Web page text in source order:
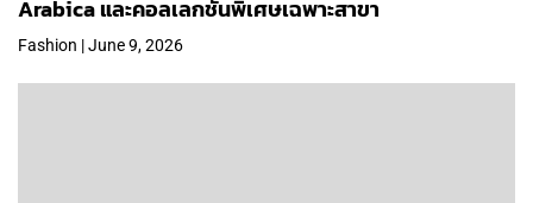
Arabica และคอลเลกชันพิเศษเฉพาะสาขา
Fashion | June 9, 2026